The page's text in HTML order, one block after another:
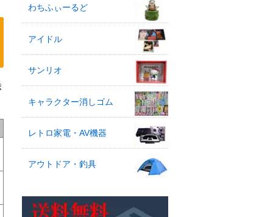
わちふぃーるど
アイドル
サンリオ
キャラクター消しゴム
レトロ家電・AV機器
アウトドア・釣具